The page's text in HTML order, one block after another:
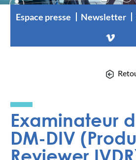
Espace presse Newsletter
Examinateur
DM-DIV
Reviewer